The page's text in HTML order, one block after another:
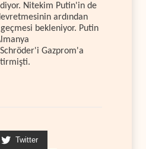
Nitekim Putin'in de
ardından
bekleniyor. Putin
Gazprom'a
Twitter